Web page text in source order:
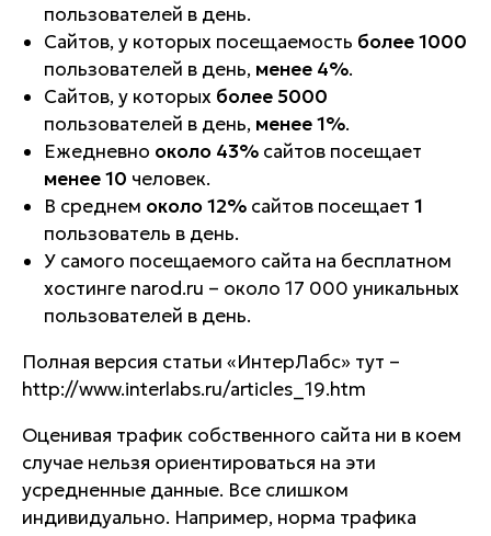
пользователей в день.
Сайтов, у которых посещаемость более 1000
пользователей в день, менее 4%.
Сайтов, у которых более 5000
пользователей в день, менее 1%.
Ежедневно около 43% сайтов посещает
менее 10 человек.
В среднем около 12% сайтов посещает 1
пользователь в день.
У самого посещаемого сайта на бесплатном
хостинге narod.ru – около 17 000 уникальных
пользователей в день.
Полная версия статьи «ИнтерЛабс» тут –
http://www.interlabs.ru/articles_19.htm
Оценивая трафик собственного сайта ни в коем
случае нельзя ориентироваться на эти
усредненные данные. Все слишком
индивидуально. Например, норма трафика